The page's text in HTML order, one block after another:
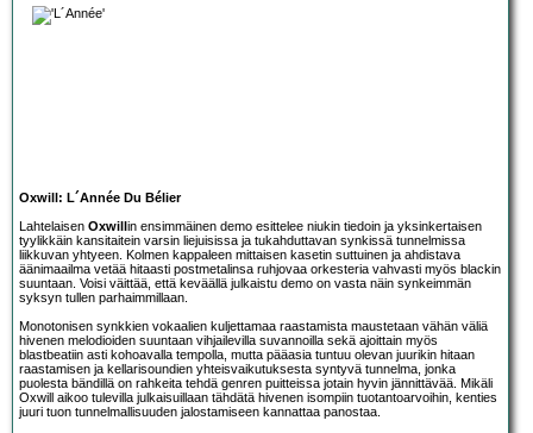
Oxwill: L´Année Du Bélier
Lahtelaisen Oxwillin ensimmäinen demo esittelee niukin tiedoin ja yksinkertaisen
tyylikkäin kansitaitein varsin liejuisissa ja tukahduttavan synkissä tunnelmissa
liikkuvan yhtyeen. Kolmen kappaleen mittaisen kasetin suttuinen ja ahdistava
äänimaailma vetää hitaasti postmetalinsa ruhjovaa orkesteria vahvasti myös blackin
suuntaan. Voisi väittää, että keväällä julkaistu demo on vasta näin synkeimmän
syksyn tullen parhaimmillaan.
Monotonisen synkkien vokaalien kuljettamaa raastamista maustetaan vähän väliä
hivenen melodioiden suuntaan vihjailevilla suvannoilla sekä ajoittain myös
blastbeatiin asti kohoavalla tempolla, mutta pääasia tuntuu olevan juurikin hitaan
raastamisen ja kellarisoundien yhteisvaikutuksesta syntyvä tunnelma, jonka
puolesta bändillä on rahkeita tehdä genren puitteissa jotain hyvin jännittävää. Mikäli
Oxwill aikoo tulevilla julkaisuillaan tähdätä hivenen isompiin tuotantoarvoihin, kenties
juuri tuon tunnelmallisuuden jalostamiseen kannattaa panostaa.